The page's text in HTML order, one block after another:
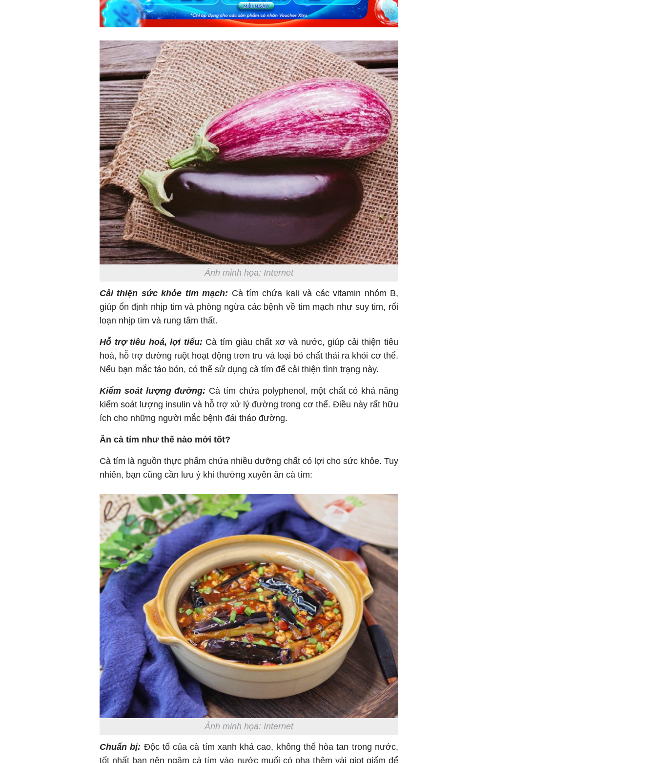
Ảnh minh họa: Internet
Cải thiện sức khỏe tim mạch: Cà tím chứa kali và các vitamin nhóm B,
giúp ổn định nhịp tim và phòng ngừa các bệnh về tim mạch như suy tim, rối
loạn nhịp tim và rung tâm thất.
Hỗ trợ tiêu hoá, lợi tiểu: Cà tím giàu chất xơ và nước, giúp cải thiện tiêu
hoá, hỗ trợ đường ruột hoạt động trơn tru và loại bỏ chất thải ra khỏi cơ thể.
Nếu bạn mắc táo bón, có thể sử dụng cà tím để cải thiện tình trạng này.
Kiểm soát lượng đường: Cà tím chứa polyphenol, một chất có khả năng
kiểm soát lượng insulin và hỗ trợ xử lý đường trong cơ thể. Điều này rất hữu
ích cho những người mắc bệnh đái tháo đường.
Ăn cà tím như thế nào mới tốt?
Cà tím là nguồn thực phẩm chứa nhiều dưỡng chất có lợi cho sức khỏe. Tuy
nhiên, bạn cũng cần lưu ý khi thường xuyên ăn cà tím:
Ảnh minh họa: Internet
Chuẩn bị: Độc tố của cà tím xanh khá cao, không thể hòa tan trong nước,
tốt nhất bạn nên ngâm cà tím vào nước muối có pha thêm vài giọt giấm để